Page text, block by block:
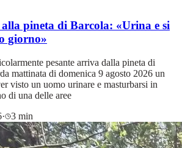
alla pineta di Barcola: «Urina e si
giorno»
pesante arriva dalla pineta di
mattinata di domenica 9 agosto 2026 un
visto un uomo urinare e masturbarsi in
di una delle aree
· 3 min